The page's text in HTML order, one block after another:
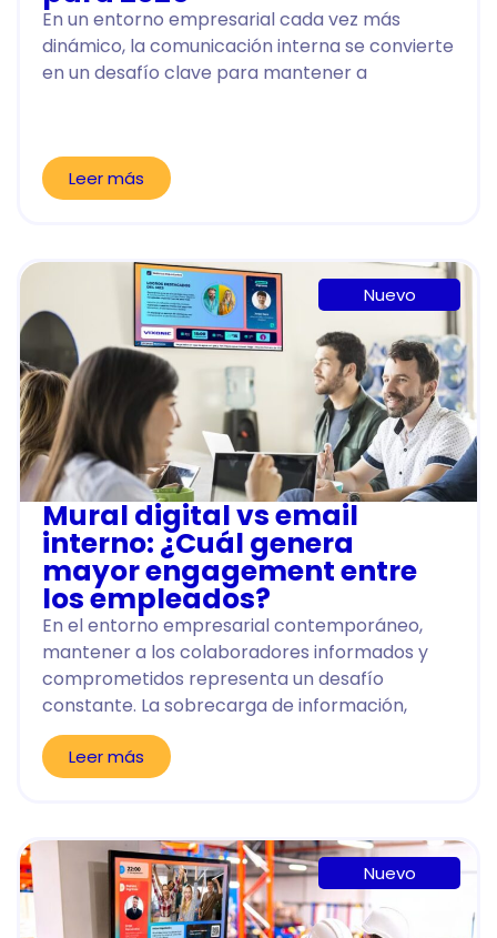
En un entorno empresarial cada vez más
dinámico, la comunicación interna se convierte
en un desafío clave para mantener a
Leer más
Nuevo
Mural digital vs email
interno: ¿Cuál genera
mayor engagement entre
los empleados?
En el entorno empresarial contemporáneo,
mantener a los colaboradores informados y
comprometidos representa un desafío
constante. La sobrecarga de información,
Leer más
Nuevo